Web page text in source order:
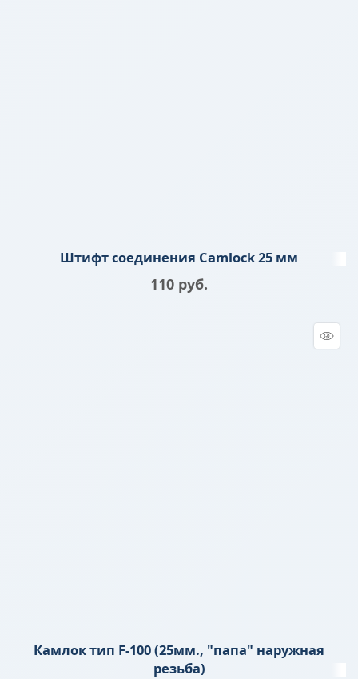
Штифт соединения Camlock 25 мм
110 руб.
Камлок тип F-100 (25мм., "папа" наружная
резьба)